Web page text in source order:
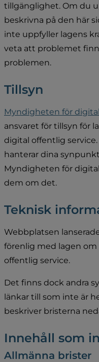
tillgänglighet. Om du
beskrivna på den här
inte uppfyller lagens
veta att problemet
problemen.
Tillsyn
Myndigheten för
ansvaret för tillsyn för
digital offentlig
hanterar dina
Myndigheten för
dem om det.
Teknisk
Webbplatsen
förenlig med lagen
offentlig service.
Det finns dock andra
länkar till som inte är
beskriver bristerna
Innehåll som
Allmänna brister